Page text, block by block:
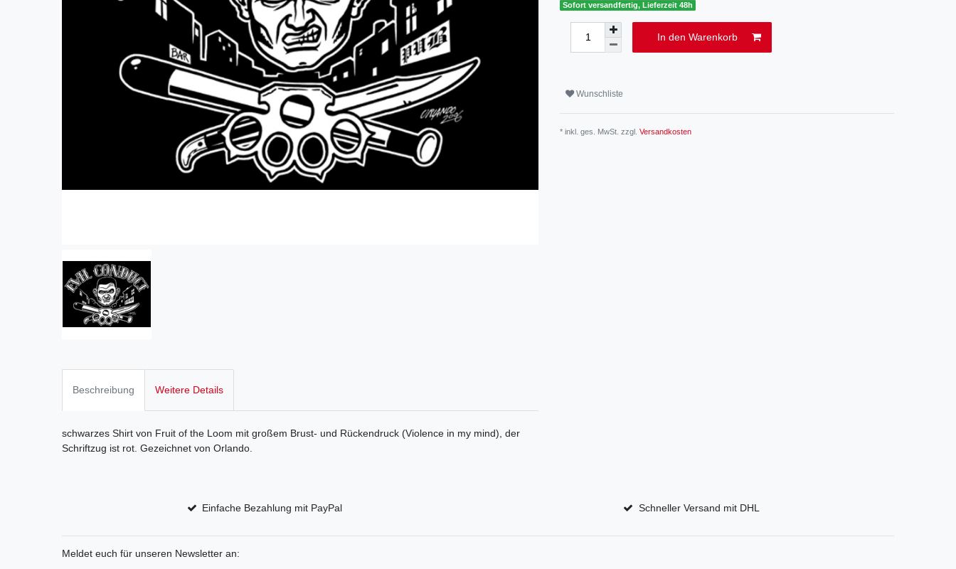
Sofort versandfertig, Lieferzeit 48h
In den Warenkorb
Wunschliste
* inkl. ges. MwSt. zzgl. Versandkosten
Beschreibung Weitere Details
schwarzes Shirt von Fruit of the Loom mit großem Brust- und Rückendruck (Violence in my mind), der
Schriftzug ist rot. Gezeichnet von Orlando.
Einfache Bezahlung mit PayPal Schneller Versand mit DHL
Meldet euch für unseren Newsletter an: